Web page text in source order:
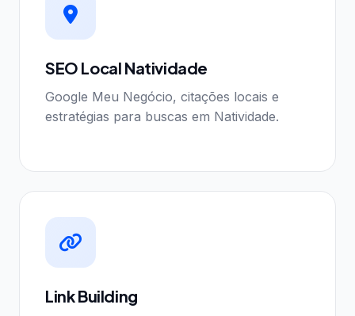
SEO Local Natividade
Google Meu Negócio, citações locais e
estratégias para buscas em Natividade.
Link Building